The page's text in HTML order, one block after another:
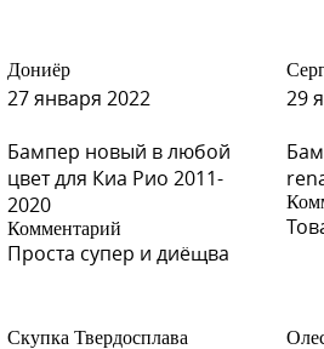
Y01 - GOLD (Золото)
Y01 - GOLD (Золото)
Дониёр
27 января 2022
Бампер новый в любой
цвет для Киа Рио 2011-
2020
Комментарий
Проста супер и диёщва
29
Скупка Твердосплава